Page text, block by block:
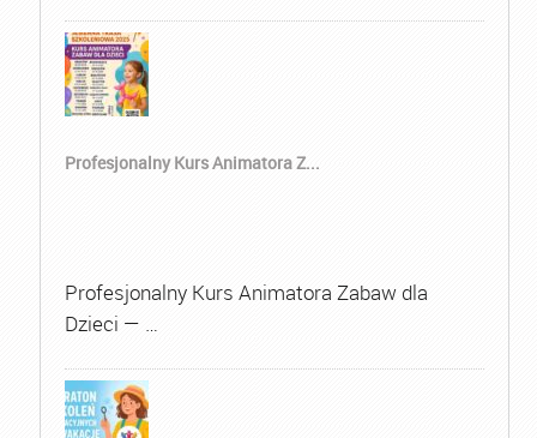
Profesjonalny Kurs Animatora Z...
Profesjonalny Kurs Animatora Zabaw dla
Dzieci — …